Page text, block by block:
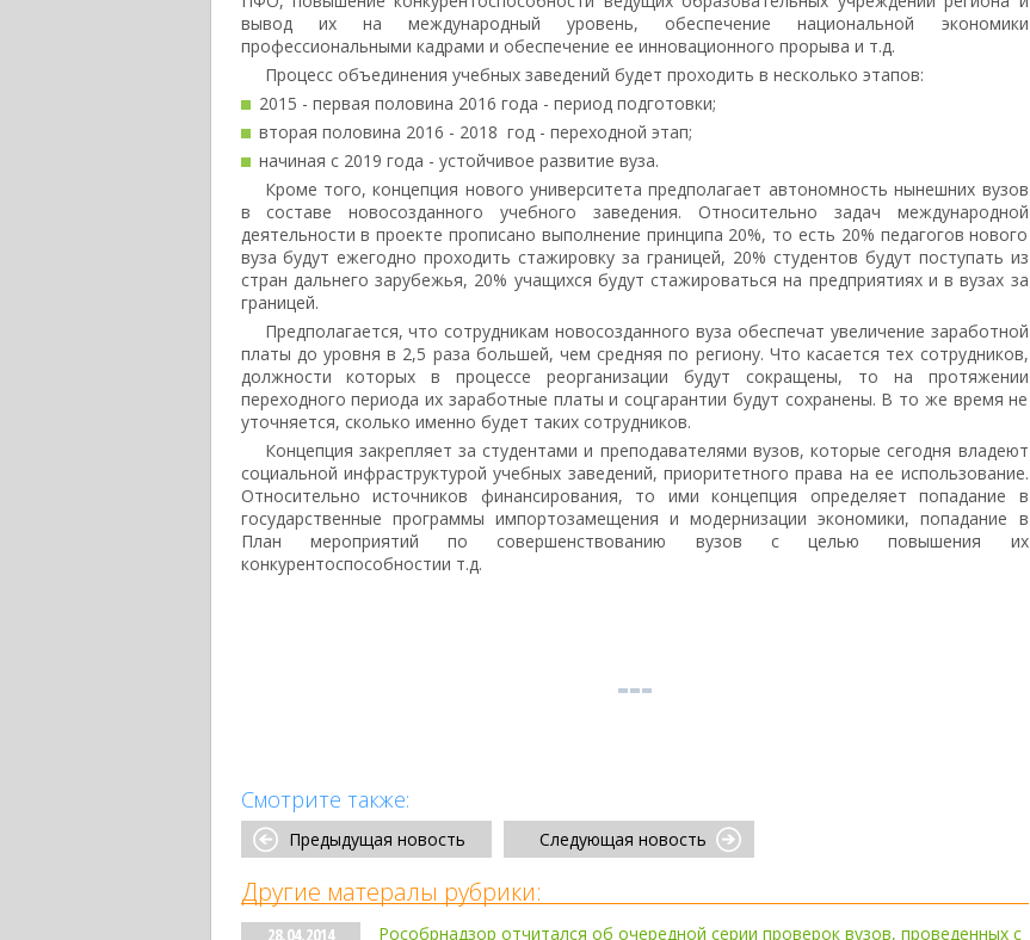
вывод их на международный уровень, обеспечение национальной экономики
профессиональными кадрами и обеспечение ее инновационного прорыва и т.д.
Процесс объединения учебных заведений будет проходить в несколько этапов:
2015 - первая половина 2016 года - период подготовки;
вторая половина 2016 - 2018 год - переходной этап;
начиная с 2019 года - устойчивое развитие вуза.
Кроме того, концепция нового университета предполагает автономность нынешних вузов
в составе новосозданного учебного заведения. Относительно задач международной
деятельности в проекте прописано выполнение принципа 20%, то есть 20% педагогов нового
вуза будут ежегодно проходить стажировку за границей, 20% студентов будут поступать из
стран дальнего зарубежья, 20% учащихся будут стажироваться на предприятиях и в вузах за
границей.
Предполагается, что сотрудникам новосозданного вуза обеспечат увеличение заработной
платы до уровня в 2,5 раза большей, чем средняя по региону. Что касается тех сотрудников,
должности которых в процессе реорганизации будут сокращены, то на протяжении
переходного периода их заработные платы и соцгарантии будут сохранены. В то же время не
уточняется, сколько именно будет таких сотрудников.
Концепция закрепляет за студентами и преподавателями вузов, которые сегодня владеют
социальной инфраструктурой учебных заведений, приоритетного права на ее использование.
Относительно источников финансирования, то ими концепция определяет попадание в
государственные программы импортозамещения и модернизации экономики, попадание в
План мероприятий по совершенствованию вузов с целью повышения их
конкурентоспособностии т.д.
Смотрите также:
Предыдущая новость Следующая новость
Другие матералы рубрики:
28.04.2014 Рособрнадзор отчитался об очередной серии проверок вузов, проведенных с